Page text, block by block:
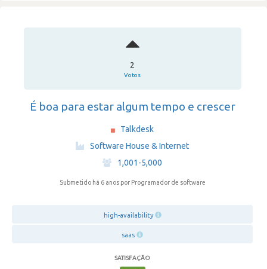
2
Votos
É boa para estar algum tempo e crescer
Talkdesk
Software House & Internet
·
1,001-5,000
Submetido há 6 anos por Programador de software
high-availability
saas
SATISFAÇÃO